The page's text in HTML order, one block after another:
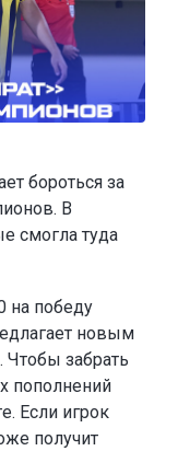
бороться за
В
смогла туда
на победу
новым
. Чтобы забрать
пополнений
Если игрок
получит